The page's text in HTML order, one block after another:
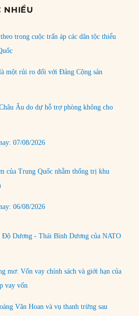
NHIỀU
trong cuộc trấn áp các dân tộc thiểu
một rủi ro đối với Đảng Cộng sản
Âu do dự hỗ trợ phòng không cho
07/08/2026
của Trung Quốc nhằm thống trị khu
06/08/2026
Độ Dương - Thái Bình Dương của NATO
mơ: Vốn vay chính sách và giới hạn của
vay vốn
Văn Hoan và vụ thanh trừng sau